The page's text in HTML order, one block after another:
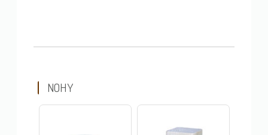
NOHY